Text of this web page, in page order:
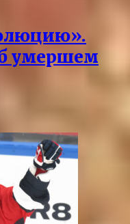
умершем